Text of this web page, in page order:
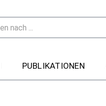
PUBLIKATIONEN